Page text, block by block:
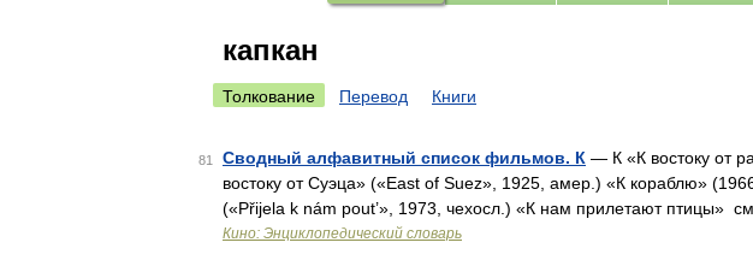
капкан
Толкование Перевод Книги
81 Сводный алфавитный список фильмов. К — К «К востоку от
востоку от Суэца» («East of Suez», 1925, амер.) «К кораблю»
(«Přijela k nám pout’», 1973, чехосл.) «К нам прилетают птицы»
Кино: Энциклопедический словарь